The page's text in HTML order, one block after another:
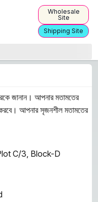
Wholesale
Site
Shipping Site
জানান। আপনার মতামতের
করবে। আপনার সৃজনশীল মতামতের
C/3, Block-D